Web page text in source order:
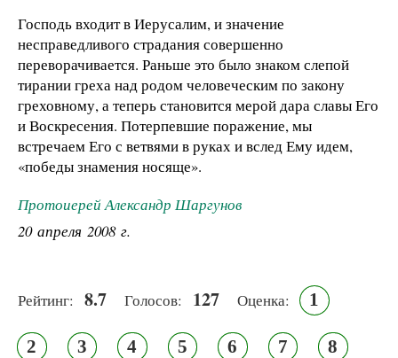
Господь входит в Иерусалим, и значение
несправедливого страдания совершенно
переворачивается. Раньше это было знаком слепой
тирании греха над родом человеческим по закону
греховному, а теперь становится мерой дара славы Его
и Воскресения. Потерпевшие поражение, мы
встречаем Его с ветвями в руках и вслед Ему идем,
«победы знамения носяще».
Протоиерей Александр Шаргунов
20 апреля 2008 г.
Рейтинг: 8.7 Голосов: 127 Оценка: 1
2 3 4 5 6 7 8